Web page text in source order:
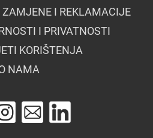
ZAMJENE I REKLAMACIJE
I PRIVATNOSTI
KORIŠTENJA
NAMA